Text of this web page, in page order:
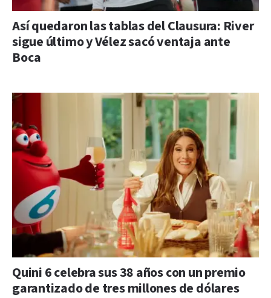
Así quedaron las tablas del Clausura: River
sigue último y Vélez sacó ventaja ante
Boca
Quini 6 celebra sus 38 años con un premio
garantizado de tres millones de dólares